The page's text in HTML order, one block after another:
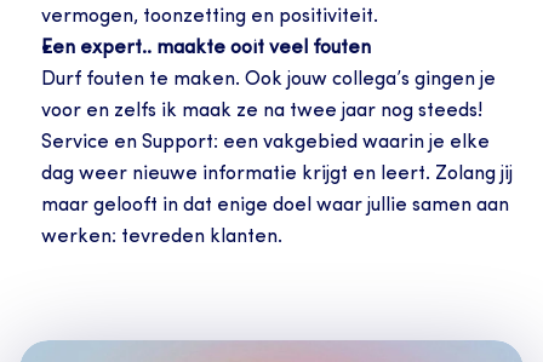
vermogen, toonzetting en positiviteit.
Een expert.. maakte ooit veel fouten
Durf fouten te maken. Ook jouw collega’s gingen je
voor en zelfs ik maak ze na twee jaar nog steeds!
Service en Support: een vakgebied waarin je elke
dag weer nieuwe informatie krijgt en leert. Zolang jij
maar gelooft in dat enige doel waar jullie samen aan
werken: tevreden klanten.